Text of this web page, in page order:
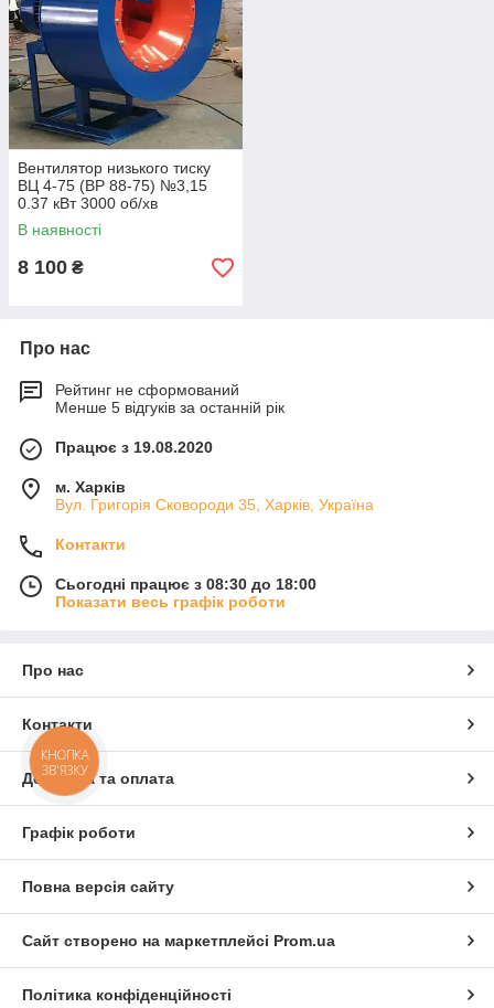
Вентилятор низького тиску
ВЦ 4-75 (ВР 88-75) №3,15
0.37 кВт 3000 об/хв
В наявності
8 100 ₴
Про нас
Рейтинг не сформований
Менше 5 відгуків за останній рік
Працює з 19.08.2020
м. Харків
Вул. Григорія Сковороди 35, Харків, Україна
Контакти
Сьогодні працює з 08:30 до 18:00
Показати весь графік роботи
Про нас
Контакти
Доставка та оплата
Графік роботи
Повна версія сайту
Сайт створено на маркетплейсі Prom.ua
Політика конфіденційності
КНОПКА
ЗВ'ЯЗКУ